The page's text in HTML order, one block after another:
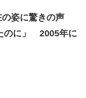
の姿に驚きの声
のに」 2005年に